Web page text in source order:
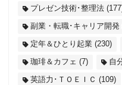
プレゼン技術･整理法
副業・転職･キャリア開発
定年＆ひとり起業 (230)
珈琲＆カフェ (7) 自
英語力･ＴＯＥＩＣ (109)